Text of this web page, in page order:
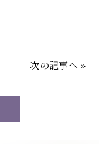
次の記事へ »